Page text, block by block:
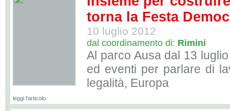
torna la Festa
10 luglio 2012
dal coordinamento di: Rimini
Al parco Ausa dal 13
ed eventi per parlare di
legalità, Europa
leggi l'articolo